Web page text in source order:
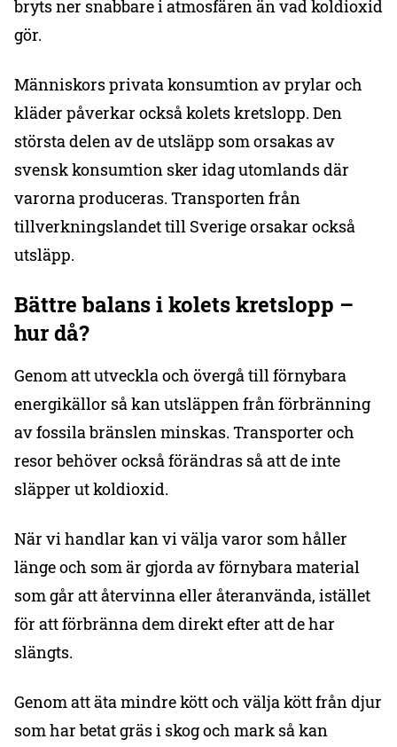
bryts ner snabbare i atmosfären än vad koldioxid
gör.
Människors privata konsumtion av prylar och
kläder påverkar också kolets kretslopp. Den
största delen av de utsläpp som orsakas av
svensk konsumtion sker idag utomlands där
varorna produceras. Transporten från
tillverkningslandet till Sverige orsakar också
utsläpp.
Bättre balans i kolets kretslopp –
hur då?
Genom att utveckla och övergå till förnybara
energikällor så kan utsläppen från förbränning
av fossila bränslen minskas. Transporter och
resor behöver också förändras så att de inte
släpper ut koldioxid.
När vi handlar kan vi välja varor som håller
länge och som är gjorda av förnybara material
som går att återvinna eller återanvända, istället
för att förbränna dem direkt efter att de har
slängts.
Genom att äta mindre kött och välja kött från djur
som har betat gräs i skog och mark så kan